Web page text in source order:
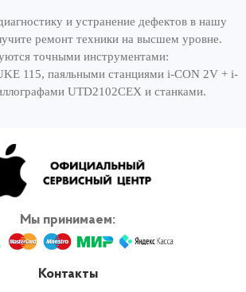
и устранение дефектов в нашу
ремонт техники на высшем уровне.
точными инструментами:
115, паяльными станциями i-CON 2V + i-
UTD2102CEX и станками.
ремонта за 1 день. Чтобы снова
и сэкономить своё время,
iMac A1311 / A1225 к нам, в
Apple. Вернём работающее устройство в
никаких переплат за скорость ремонта.
Мы принимаем:
Контакты